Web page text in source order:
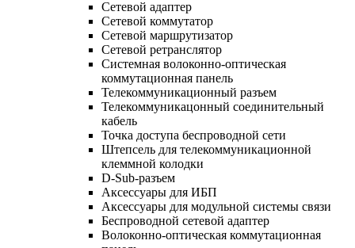
Сетевой адаптер
Сетевой коммутатор
Сетевой маршрутизатор
Сетевой ретранслятор
Системная волоконно-оптическая
коммутационная панель
Телекоммуникационный разъем
Телекоммуникацонный соединительный
кабель
Точка доступа беспроводной сети
Штепсель для телекоммуникационной
клеммной колодки
D-Sub-разъем
Аксессуары для ИБП
Аксессуары для модульной системы связи
Беспроводной сетевой адаптер
Волоконно-оптическая коммутационная